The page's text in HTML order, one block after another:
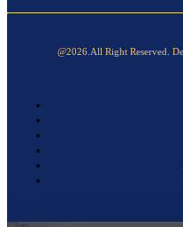
@2026.All Right Reserved.